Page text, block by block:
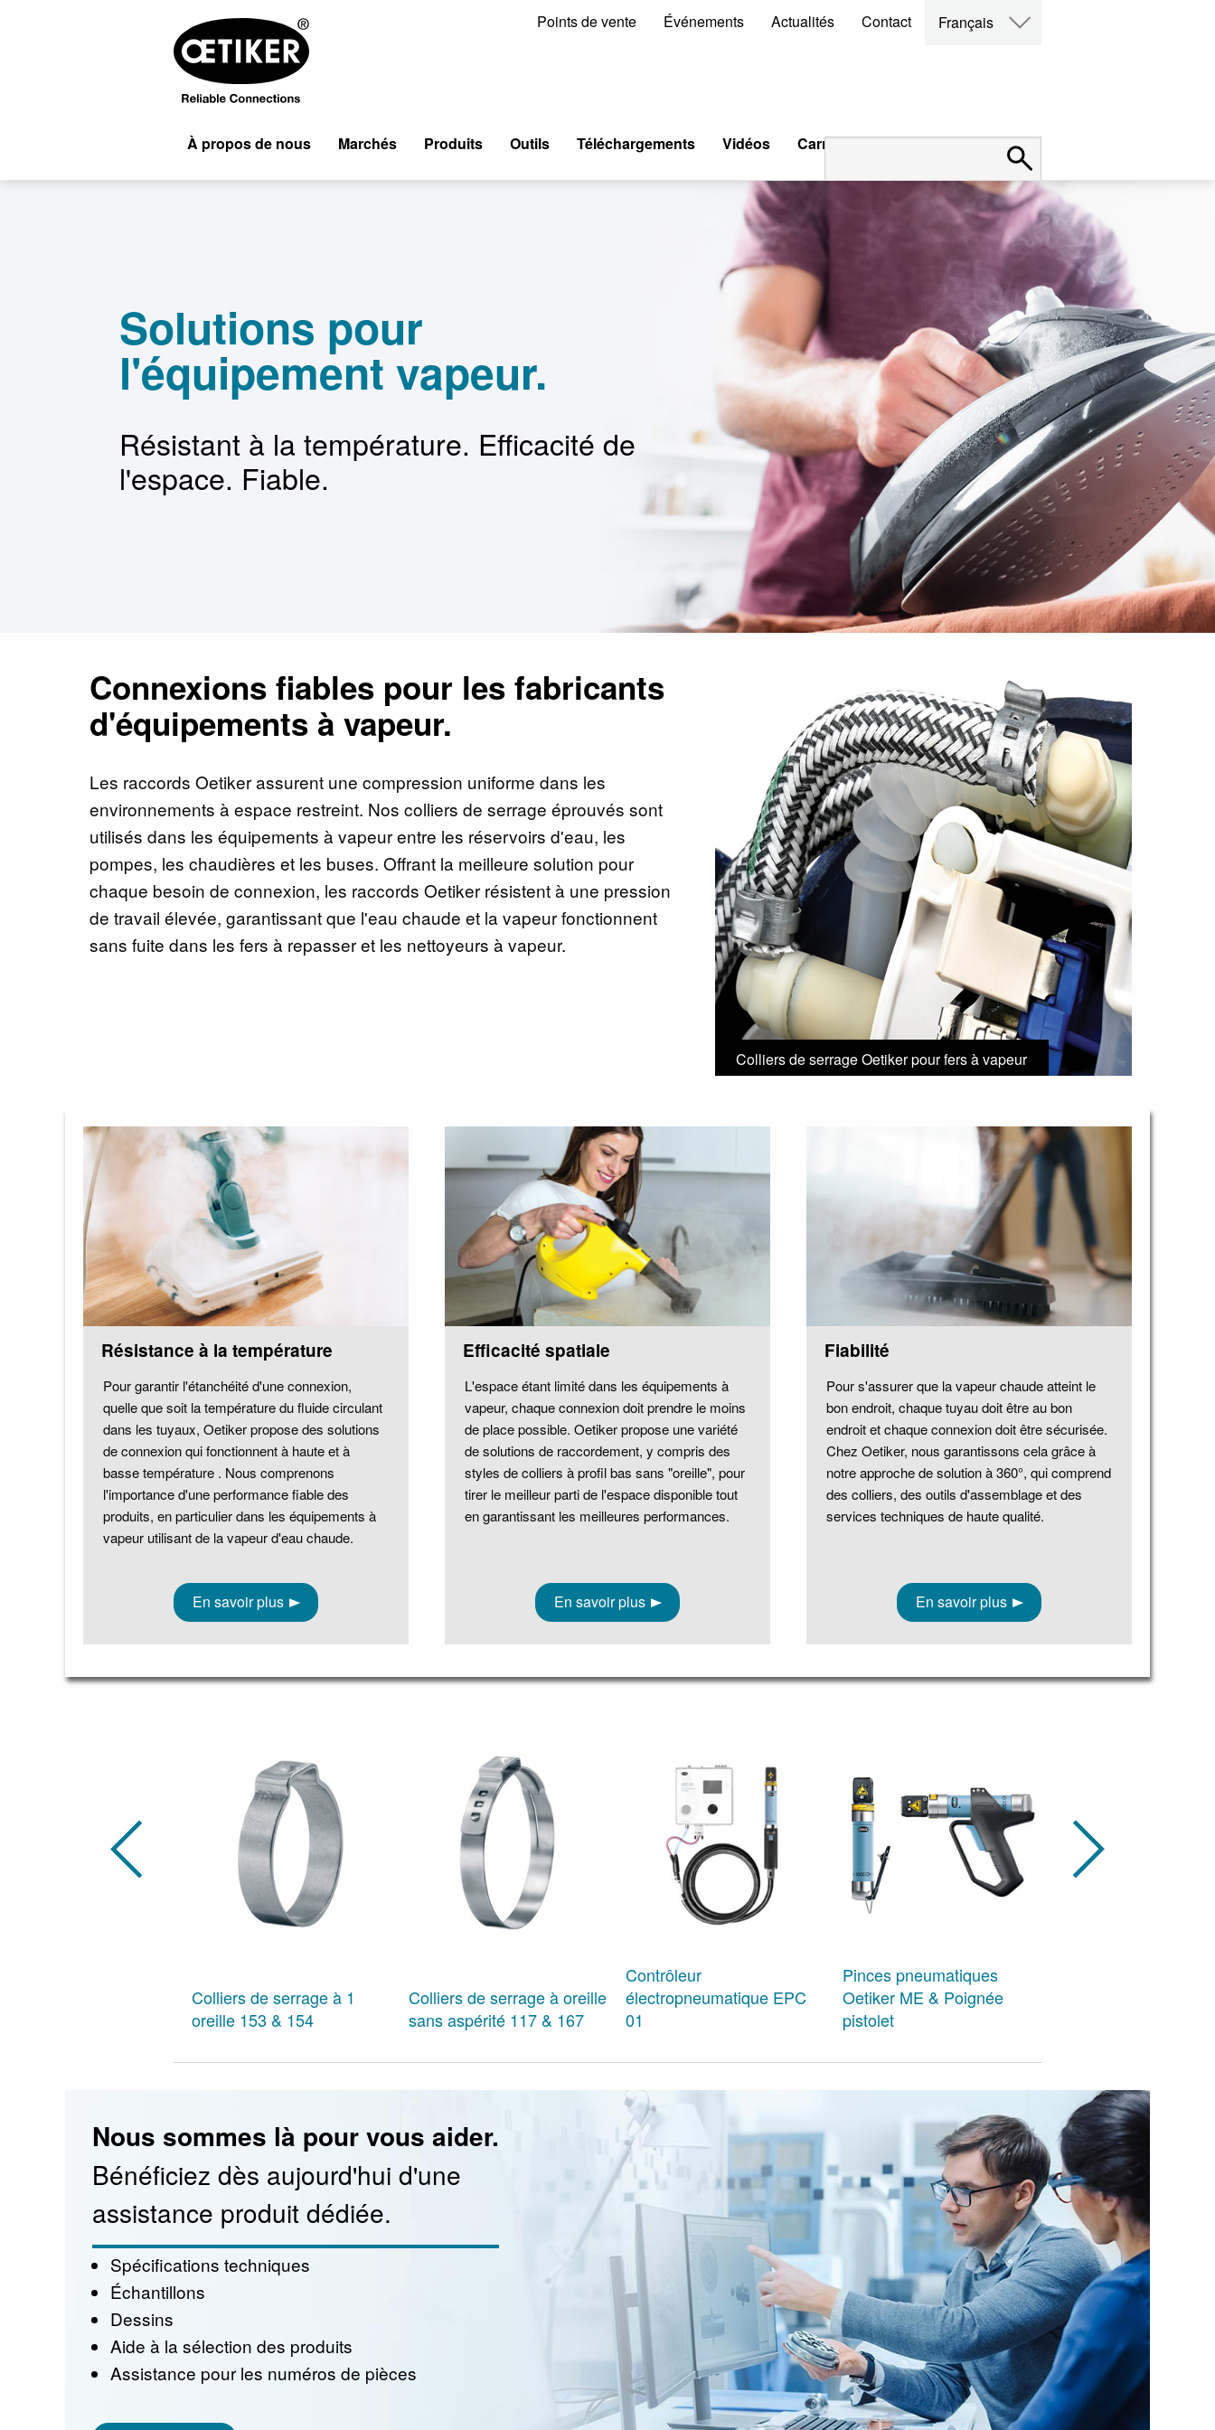
Points de vente Événements Actualités Contact Français
À propos de nous Marchés Produits Outils Téléchargements Vidéos Carrières
Solutions pour
l'équipement vapeur.
Résistant à la température. Efficacité de
l'espace. Fiable.
Connexions fiables pour les fabricants
d'équipements à vapeur.
Les raccords Oetiker assurent une compression uniforme dans les
environnements à espace restreint. Nos colliers de serrage éprouvés sont
utilisés dans les équipements à vapeur entre les réservoirs d'eau, les
pompes, les chaudières et les buses. Offrant la meilleure solution pour
chaque besoin de connexion, les raccords Oetiker résistent à une pression
de travail élevée, garantissant que l'eau chaude et la vapeur fonctionnent
sans fuite dans les fers à repasser et les nettoyeurs à vapeur.
Colliers de serrage Oetiker pour fers à vapeur
Résistance à la température
Pour garantir l'étanchéité d'une connexion,
quelle que soit la température du fluide circulant
dans les tuyaux, Oetiker propose des solutions
de connexion qui fonctionnent à haute et à
basse température . Nous comprenons
l'importance d'une performance fiable des
produits, en particulier dans les équipements à
vapeur utilisant de la vapeur d'eau chaude.
En savoir plus
Efficacité spatiale
L'espace étant limité dans les équipements à
vapeur, chaque connexion doit prendre le moins
de place possible. Oetiker propose une variété
de solutions de raccordement, y compris des
styles de colliers à profil bas sans "oreille", pour
tirer le meilleur parti de l'espace disponible tout
en garantissant les meilleures performances.
En savoir plus
Fiabilité
Pour s'assurer que la vapeur chaude atteint le
bon endroit, chaque tuyau doit être au bon
endroit et chaque connexion doit être sécurisée.
Chez Oetiker, nous garantissons cela grâce à
notre approche de solution à 360°, qui comprend
des colliers, des outils d'assemblage et des
services techniques de haute qualité.
En savoir plus
Colliers de serrage à 1
oreille 153 & 154
Colliers de serrage à oreille
sans aspérité 117 & 167
Contrôleur
électropneumatique EPC
01
Pinces pneumatiques
Oetiker ME & Poignée
pistolet
Nous sommes là pour vous aider.
Bénéficiez dès aujourd'hui d'une
assistance produit dédiée.
Spécifications techniques
Échantillons
Dessins
Aide à la sélection des produits
Assistance pour les numéros de pièces